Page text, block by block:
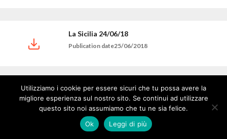
La Sicilia 24/06/18
Publication date25/06/2018
Bresciaoggi 24/06/18
Publication date25/06/2018
Utilizziamo i cookie per essere sicuri che tu possa avere la
migliore esperienza sul nostro sito. Se continui ad utilizzare
questo sito noi assumiamo che tu ne sia felice.
Ok
Leggi di più